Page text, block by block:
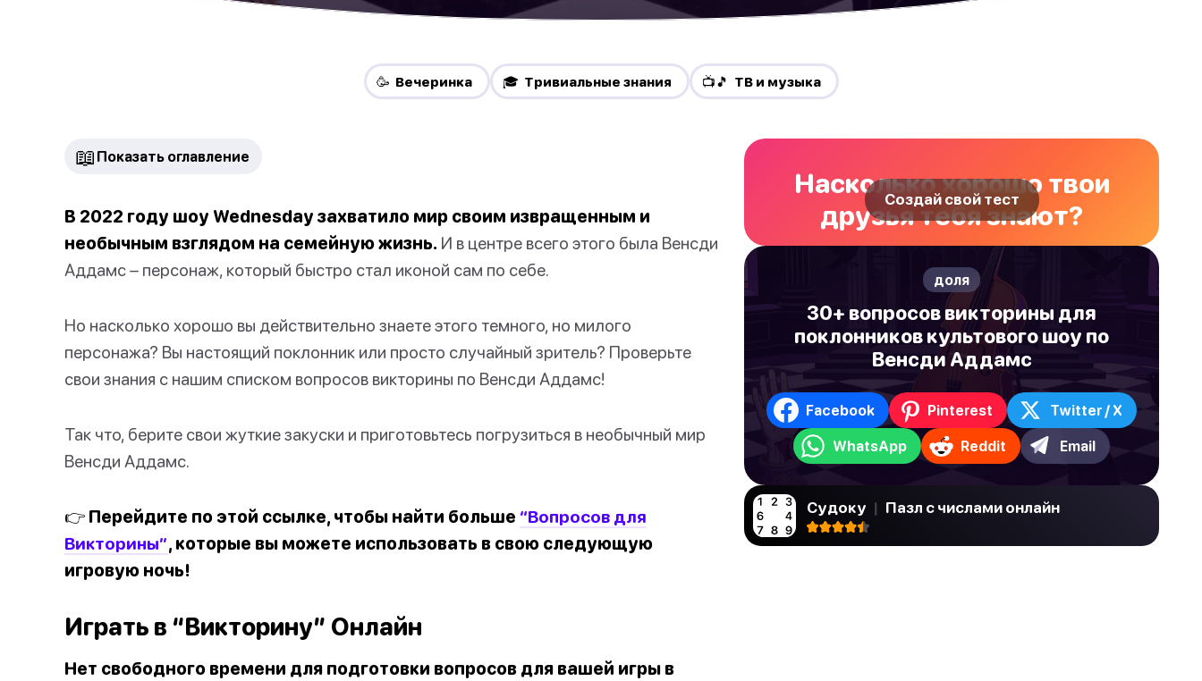
🥳 Вечеринка 🎓 Тривиальные знания 📺🎵 ТВ и музыка
📖 Показать оглавление
В 2022 году шоу Wednesday захватило мир своим извращенным и
необычным взглядом на семейную жизнь. И в центре всего этого была Венсди
Аддамс – персонаж, который быстро стал иконой сам по себе.
Но насколько хорошо вы действительно знаете этого темного, но милого
персонажа? Вы настоящий поклонник или просто случайный зритель? Проверьте
свои знания с нашим списком вопросов викторины по Венсди Аддамс!
Так что, берите свои жуткие закуски и приготовьтесь погрузиться в необычный мир
Венсди Аддамс.
👉 Перейдите по этой ссылке, чтобы найти больше “Вопросов для
Викторины”, которые вы можете использовать в свою следующую
игровую ночь!
Играть в “Викторину” Онлайн
Нет свободного времени для подготовки вопросов для вашей игры в
Насколько хорошо твои
друзья тебя знают?
Создай свой тест
доля
30+ вопросов викторины для
поклонников культового шоу по
Венсди Аддамс
Facebook Pinterest Twitter / X
WhatsApp Reddit Email
Судоку | Пазл с числами онлайн